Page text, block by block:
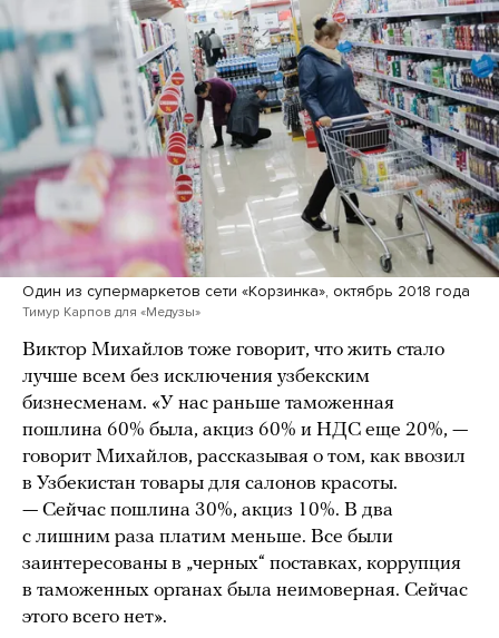
Один из супермаркетов сети «Корзинка», октябрь 2018 года
Тимур Карпов для «Медузы»
Виктор Михайлов тоже говорит, что жить стало
лучше всем без исключения узбекским
бизнесменам. «У нас раньше таможенная
пошлина 60% была, акциз 60% и НДС еще 20%, —
говорит Михайлов, рассказывая о том, как ввозил
в Узбекистан товары для салонов красоты.
— Сейчас пошлина 30%, акциз 10%. В два
с лишним раза платим меньше. Все были
заинтересованы в „черных“ поставках, коррупция
в таможенных органах была неимоверная. Cейчас
этого всего нет».